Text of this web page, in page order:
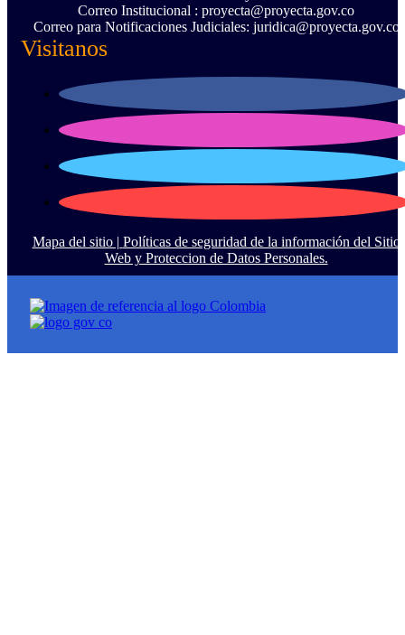
Correo Institucional : proyecta@proyecta.gov.co
Correo para Notificaciones Judiciales: juridica@proyecta.gov.co
Visitanos
Mapa del sitio | Políticas de seguridad de la información del Sitio
Web y Proteccion de Datos Personales.